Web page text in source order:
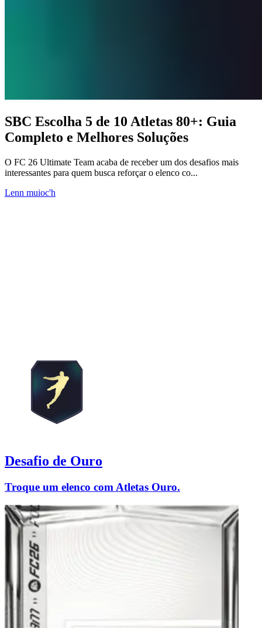
SBC Escolha 5 de 10 Atletas 80+: Guia
Completo e Melhores Soluções
O FC 26 Ultimate Team acaba de receber um dos desafios mais
interessantes para quem busca reforçar o elenco co...
Lenn muioc'h
Desafio de Ouro
Troque um elenco com Atletas Ouro.